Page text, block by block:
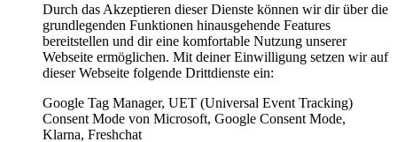
Durch das Akzeptieren dieser Dienste können wir dir über die
grundlegenden Funktionen hinausgehende Features
bereitstellen und dir eine komfortable Nutzung unserer
Webseite ermöglichen. Mit deiner Einwilligung setzen wir auf
dieser Webseite folgende Drittdienste ein:
Google Tag Manager, UET (Universal Event Tracking)
Consent Mode von Microsoft, Google Consent Mode,
Klarna, Freshchat